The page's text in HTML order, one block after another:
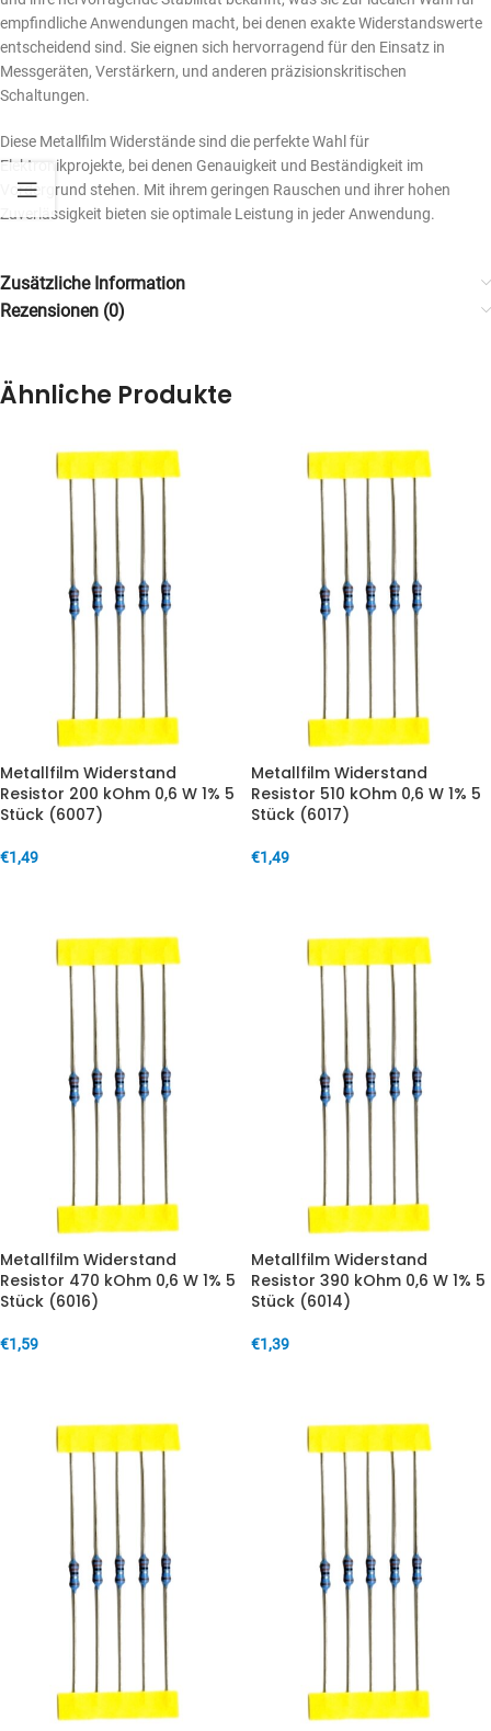
empfindliche Anwendungen macht, bei denen exakte Widerstandswerte
entscheidend sind. Sie eignen sich hervorragend für den Einsatz in
Messgeräten, Verstärkern, und anderen präzisionskritischen
Schaltungen.
Diese Metallfilm Widerstände sind die perfekte Wahl für
Elektronikprojekte, bei denen Genauigkeit und Beständigkeit im
Vordergrund stehen. Mit ihrem geringen Rauschen und ihrer hohen
Zuverlässigkeit bieten sie optimale Leistung in jeder Anwendung.
Zusätzliche Information
Rezensionen (0)
Ähnliche Produkte
Metallfilm Widerstand
Resistor 200 kOhm 0,6 W 1% 5
Stück (6007)
€1,49
Metallfilm Widerstand
Resistor 510 kOhm 0,6 W 1% 5
Stück (6017)
€1,49
Metallfilm Widerstand
Resistor 470 kOhm 0,6 W 1% 5
Stück (6016)
€1,59
Metallfilm Widerstand
Resistor 390 kOhm 0,6 W 1% 5
Stück (6014)
€1,39